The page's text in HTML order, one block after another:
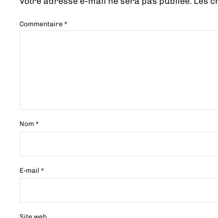
Commentaire *
Nom *
E-mail *